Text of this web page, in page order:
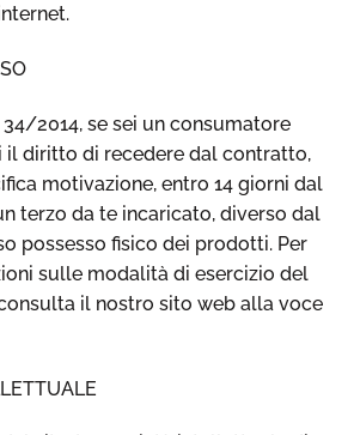
34/2014, se sei un consumatore
il diritto di recedere dal contratto,
motivazione, entro 14 giorni dal
terzo da te incaricato, diverso dal
possesso fisico dei prodotti. Per
sulle modalità di esercizio del
il nostro sito web alla voce